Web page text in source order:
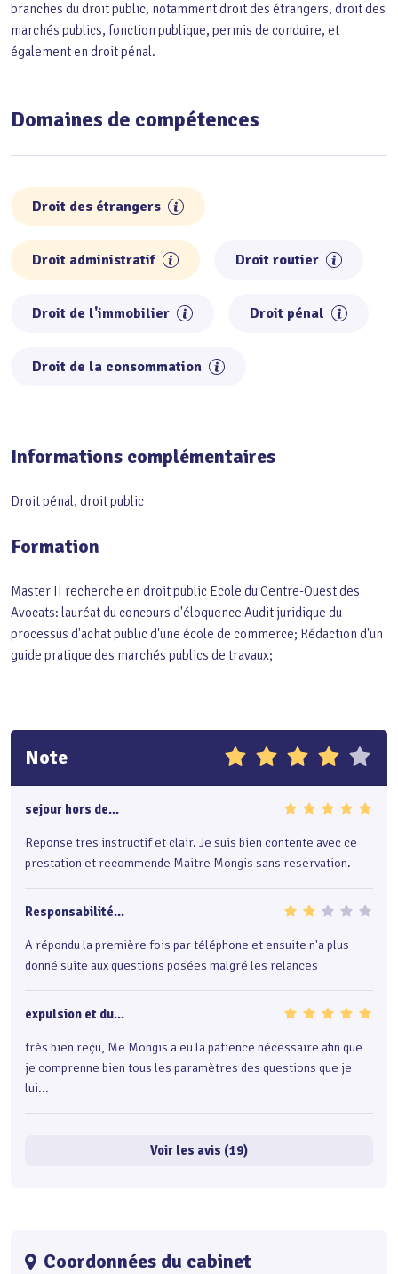
branches du droit public, notamment droit des étrangers, droit des
marchés publics, fonction publique, permis de conduire, et
également en droit pénal.
Domaines de compétences
Droit des étrangers
Droit administratif Droit routier
Droit de l'immobilier Droit pénal
Droit de la consommation
Informations complémentaires
Droit pénal, droit public
Formation
Master II recherche en droit public Ecole du Centre-Ouest des
Avocats: lauréat du concours d'éloquence Audit juridique du
processus d'achat public d'une école de commerce; Rédaction d'un
guide pratique des marchés publics de travaux;
Note
sejour hors de...
Reponse tres instructif et clair. Je suis bien contente avec ce
prestation et recommende Maitre Mongis sans reservation.
Responsabilité...
A répondu la première fois par téléphone et ensuite n'a plus
donné suite aux questions posées malgré les relances
expulsion et du...
très bien reçu, Me Mongis a eu la patience nécessaire afin que
je comprenne bien tous les paramètres des questions que je
lui...
Voir les avis (19)
Coordonnées du cabinet